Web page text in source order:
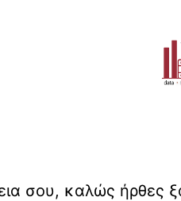
σου, καλώς ήρθες